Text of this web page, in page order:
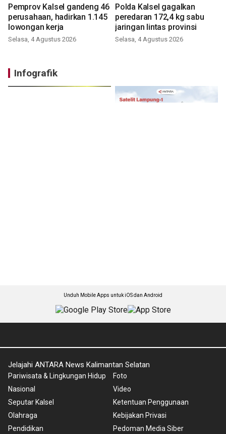
Pemprov Kalsel gandeng 46
perusahaan, hadirkan 1.145
lowongan kerja
Selasa, 4 Agustus 2026
Polda Kalsel gagalkan
peredaran 172,4 kg sabu
jaringan lintas provinsi
Selasa, 4 Agustus 2026
Infografik
Unduh Mobile Apps untuk iOS dan Android
Jelajahi ANTARA News Kalimantan Selatan
Pariwisata & Lingkungan Hidup
Nasional
Seputar Kalsel
Olahraga
Pendidikan
Foto
Video
Ketentuan Penggunaan
Kebijakan Privasi
Pedoman Media Siber